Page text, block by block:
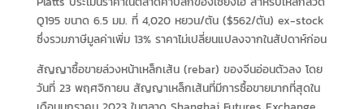
Q195 ขนาด 6.5 มม. ที่ 4,020 หยวน/ตัน ($562/ตัน) ex-stock
ซึ่งรวมภาษีมูลค่าเพิ่ม 13% ราคาไม่เปลี่ยนแปลงจากในสัปดาห์ก่อน
สัญญาซื้อขายล่วงหน้าเหล็กเส้น (rebar) ของจีนอ่อนตัวลง โดย
วันที่ 23 พฤศจิกายน สัญญาเหล็กเส้นที่มีการซื้อขายมากที่สุดใน